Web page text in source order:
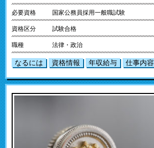
必要資格 国家公務員採用一般職試験
資格区分 試験合格
職種 法律・政治
なるには 資格情報 年収給与 仕事内容